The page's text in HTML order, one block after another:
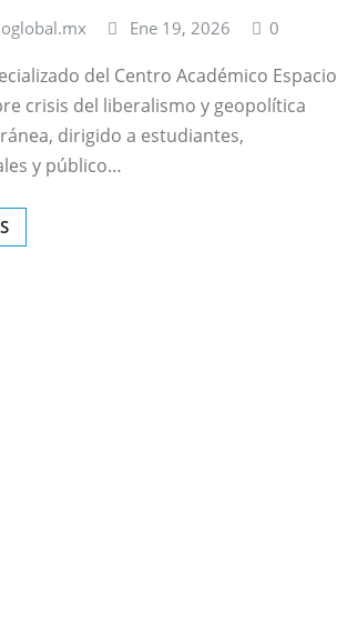
Ene 19, 2026 0
del Centro Académico Espacio
crisis del liberalismo y geopolítica
dirigido a estudiantes,
y público…